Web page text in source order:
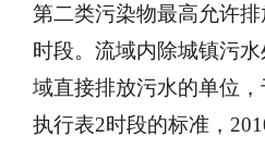
第二类污染物最高允许
时段。流域内除城镇污
域直接排放污水的单位，
执行表2时段的标准，